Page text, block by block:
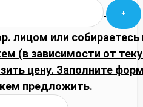
лицом или
(в зависимости от
цену. Заполните
предложить.